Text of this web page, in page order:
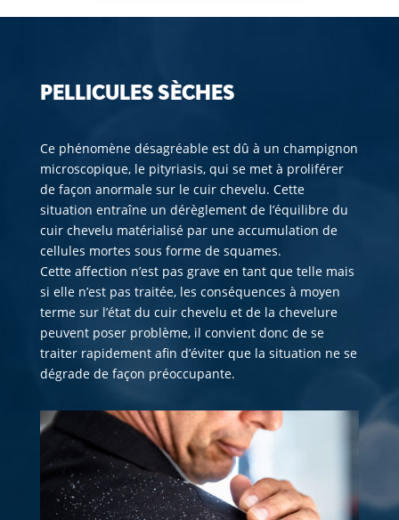
PELLICULES SÈCHES
Ce phénomène désagréable est dû à un champignon
microscopique, le pityriasis, qui se met à proliférer
de façon anormale sur le cuir chevelu. Cette
situation entraîne un dérèglement de l’équilibre du
cuir chevelu matérialisé par une accumulation de
cellules mortes sous forme de squames.
Cette affection n’est pas grave en tant que telle mais
si elle n’est pas traitée, les conséquences à moyen
terme sur l’état du cuir chevelu et de la chevelure
peuvent poser problème, il convient donc de se
traiter rapidement afin d’éviter que la situation ne se
dégrade de façon préoccupante.